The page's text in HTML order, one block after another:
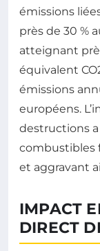
émissions
près de 30 %
atteignant
équivalent
émissions
européens.
destructions a
combustibles
et aggravant
IMPACT
DIRECT